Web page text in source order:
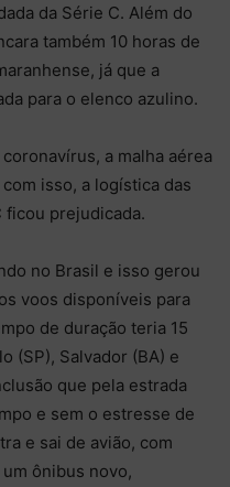
da Série C. Além do
também 10 horas de
já que a
para o elenco azulino.
a malha aérea
isso, a logística das
ficou prejudicada.
no Brasil e isso gerou
voos disponíveis para
de duração teria 15
(SP), Salvador (BA) e
que pela estrada
e sem o estresse de
e sai de avião, com
ônibus novo,